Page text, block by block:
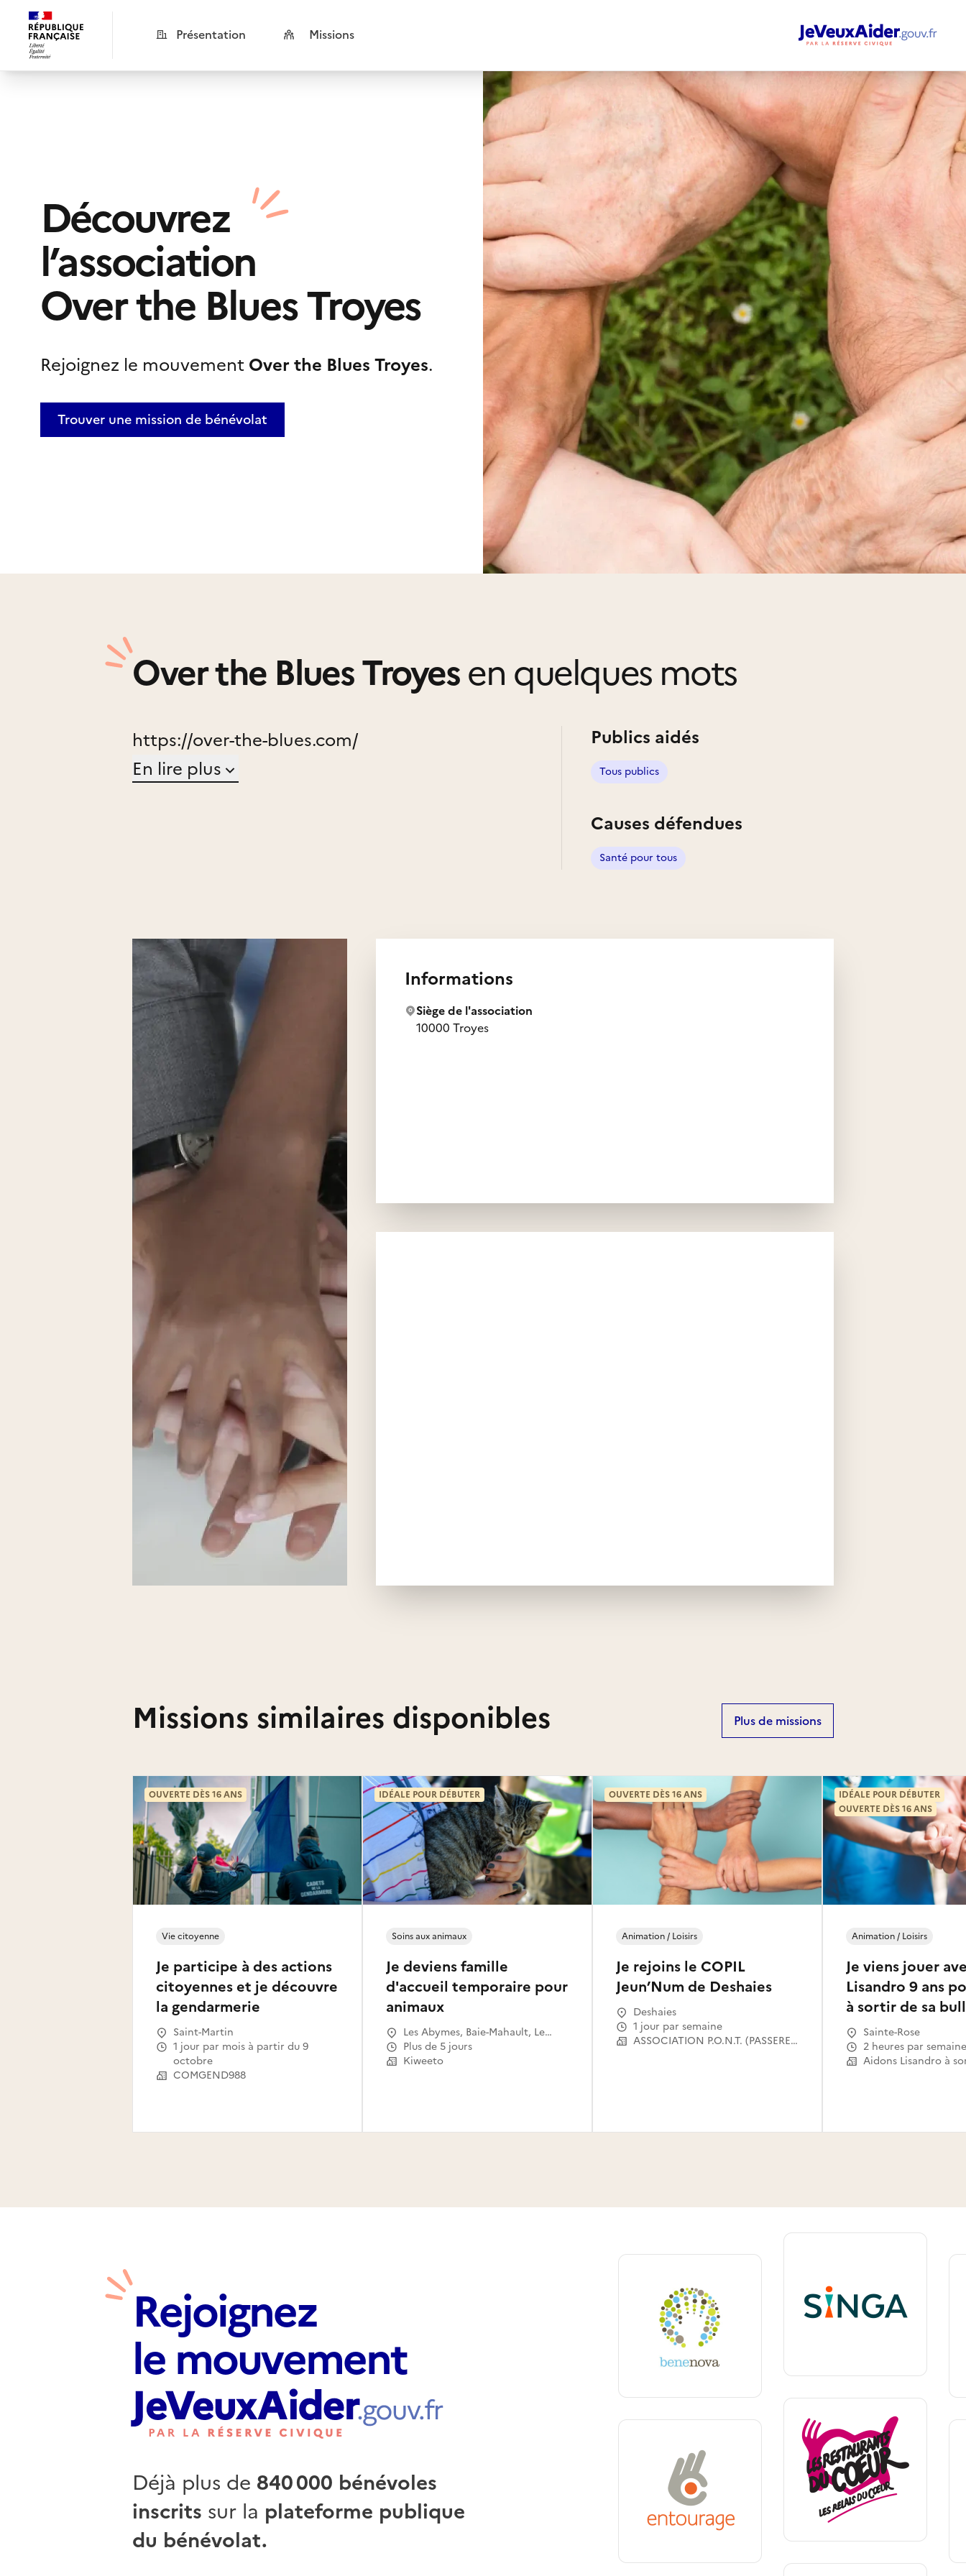
Présentation Missions
Découvrez
l’association
Over the Blues Troyes
Rejoignez le mouvementOver the Blues Troyes.
Trouver une mission de bénévolat
Over the Blues Troyesen quelques mots
https://over-the-blues.com/
En lire plus
Publics aidés
Tous publics
Causes défendues
Santé pour tous
Informations
Siège de l'association
10000 Troyes
Missions similaires disponibles Plus de missions
Je participe à des actions
citoyennes et je découvre
la gendarmerie
Vie citoyenne
Saint-Martin
1 jour par mois à partir du 9
octobre
COMGEND988
OUVERTE DÈS 16 ANS
Je deviens famille
d'accueil temporaire pour
animaux
Soins aux animaux
Les Abymes, Baie-Mahault, Le
Gosier, Sainte-Anne, Petit-Bourg,
Le Moule, Sainte-Rose,
Canal, Gourbeyre, Goyave, Vieux-
Plus de 5 jours
Kiweeto
IDÉALE POUR DÉBUTER
Je rejoins le COPIL
Jeun’Num de Deshaies
Animation / Loisirs
Deshaies
1 jour par semaine
ASSOCIATION P.O.N.T. (PASSERELLES OUVERTES VERS LE NUMERIQUE POUR TOUS)
OUVERTE DÈS 16 ANS
Je viens jouer
Lisandro 9 ans
à sortir de sa
Animation / Loisirs
Sainte-Rose
2 heures par semaine
IDÉALE POUR DÉBUTER
OUVERTE DÈS 16 ANS
Rejoignez
le mouvement
Déjà plus de 840 000 bénévoles
inscrits sur la plateforme publique
du bénévolat.